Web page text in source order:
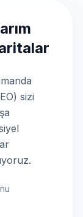
sizi